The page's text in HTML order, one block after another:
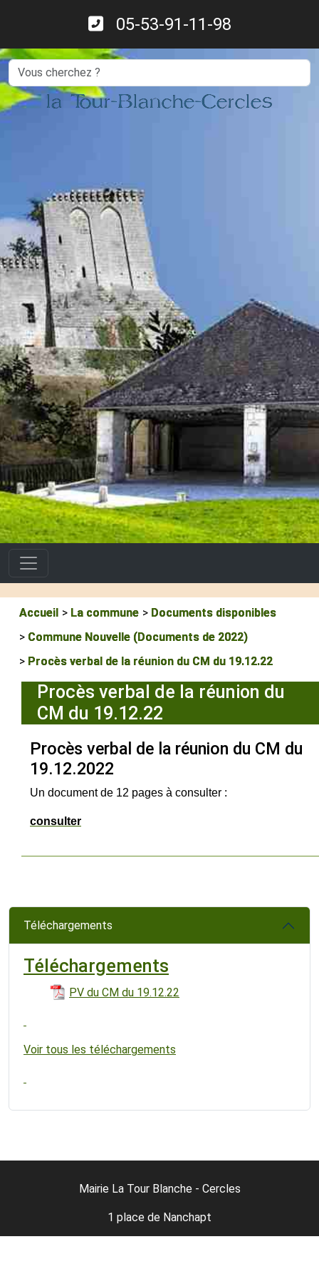
05-53-91-11-98
Search
la Tour-Blanche-Cercles
Accueil La commune
Documents disponibles
Commune Nouvelle (Documents de 2022)
Procès verbal de la réunion du CM du 19.12.22
Procès verbal de la réunion du
CM du 19.12.22
Procès verbal de la réunion du CM du
19.12.2022
Un document de 12 pages à consulter :
consulter
Téléchargements
Téléchargements
PV du CM du 19.12.22
Voir tous les téléchargements
Mairie La Tour Blanche - Cercles
1 place de Nanchapt